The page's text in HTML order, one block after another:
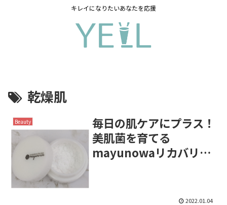
キレイになりたいあなたを応援
乾燥肌
Beauty
毎日の肌ケアにプラス！
美肌菌を育てる
mayunowaリカバリー
2022.01.04